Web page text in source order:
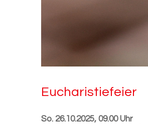
Eu­cha­ris­tie­fei­er
So. 26.10.2025, 09.00 Uhr